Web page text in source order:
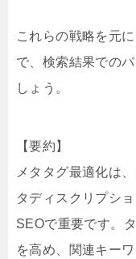
これらの戦略を元
で、検索結果での
しょう。
【要約】
メタタグ最適化は
タディスクリプシ
SEOで重要です。
を高め、関連キー